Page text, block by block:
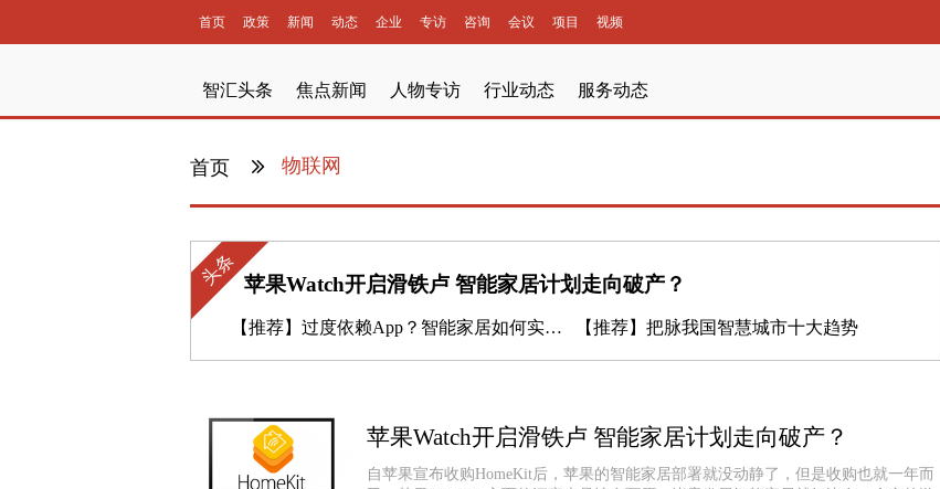
首页 政策 新闻 动态 企业 专访 咨询 会议 项目 视频
智汇头条 焦点新闻 人物专访 行业动态 服务动态
首页 物联网
头条 苹果Watch开启滑铁卢 智能家居计划走向破产？
【推荐】 过度依赖App？智能家居如何实现“互联互通” 【推荐】 把脉我国智慧城市十大趋势
苹果Watch开启滑铁卢 智能家居计划走向破产？
自苹果宣布收购HomeKit后，苹果的智能家居部署就没动静了，但是收购也就一年而